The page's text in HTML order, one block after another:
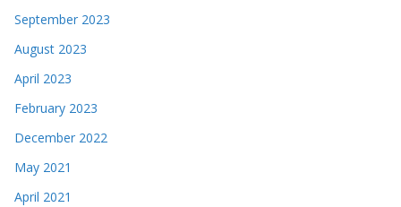
September 2023
August 2023
April 2023
February 2023
December 2022
May 2021
April 2021